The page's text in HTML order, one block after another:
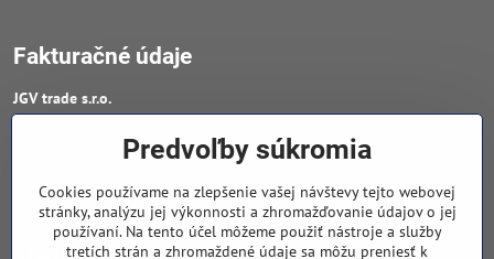
Fakturačné údaje
JGV trade s​.r​.o​.
DIČ : 20223652906
IČ DPH : SK 2023652906
Predvoľby súkromia
Cookies používame na zlepšenie vašej návštevy tejto webovej
stránky, analýzu jej výkonnosti a zhromažďovanie údajov o jej
používaní. Na tento účel môžeme použiť nástroje a služby
tretích strán a zhromaždené údaje sa môžu preniesť k